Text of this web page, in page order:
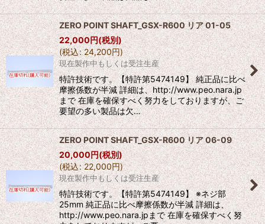
ZERO POINT SHAFT_GSX-R600 リア 01-05
22,000円(税別)
(税込: 24,200円)
現在製作中もしくは受注生産
特許技術です。【特許第5474149】 純正品に比べ
摩擦係数が半減 詳細は、http://www.peo.nara.jp
まで 在庫を確保すべく努力をしておりますが、ご
要望の多い製品は欠…
ZERO POINT SHAFT_GSX-R600 リア 06-09
20,000円(税別)
(税込: 22,000円)
現在製作中もしくは受注生産
特許技術です。【特許第5474149】 ※ネジ部
25mm 純正品に比べ摩擦係数が半減 詳細は、
http://www.peo.nara.jpまで 在庫を確保すべく努